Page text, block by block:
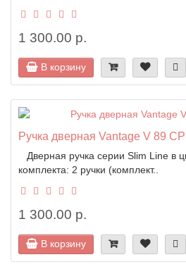
1 300.00 р.
В корзину
Ручка дверная Vantage V 89
Дверная ручка серии Slim Line в
комплекта: 2 ручки (комплект..
1 300.00 р.
В корзину